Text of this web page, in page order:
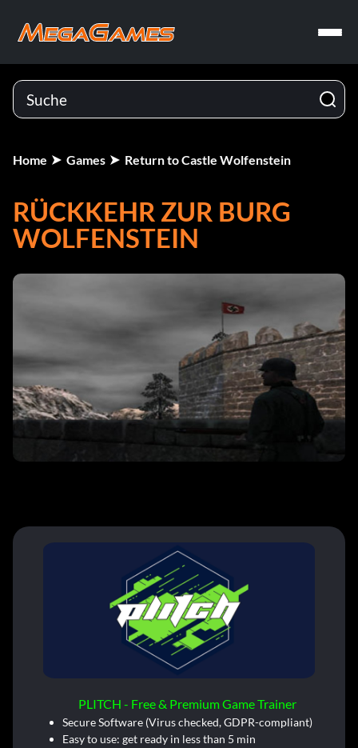
Home Games Return to Castle Wolfenstein
RÜCKKEHR ZUR BURG
WOLFENSTEIN
PLITCH - Free & Premium Game Trainer
Secure Software (Virus checked, GDPR-compliant)
Easy to use: get ready in less than 5 min